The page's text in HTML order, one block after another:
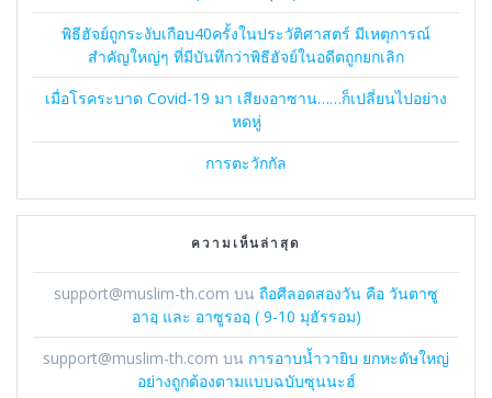
พิธีฮัจย์ถูกระงับเกือบ40ครั้งในประวัติศาสตร์ มีเหตุการณ์
สำคัญใหญ่ๆ ที่มีบันทึกว่าพิธีฮัจย์ในอดีตถูกยกเลิก
เมื่อโรคระบาด Covid-19 มา เสียงอาซาน……ก็เปลี่ยนไปอย่าง
หดหู่
การตะวักกัล
ความเห็นล่าสุด
support@muslim-th.com บน ถือศีลอดสองวัน คือ วันตาซู
อาอฺ และ อาซูรออฺ ( 9-10 มุฮัรรอม)
support@muslim-th.com บน การอาบน้ำวายิบ ยกหะดัษใหญ่
อย่างถูกต้องตามแบบฉบับซุนนะฮ์